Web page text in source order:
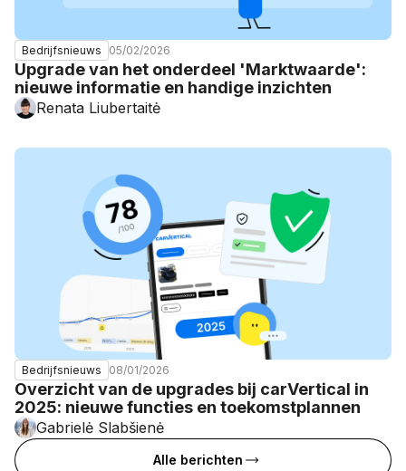
Bedrijfsnieuws 05/02/2026
Upgrade van het onderdeel 'Marktwaarde':
nieuwe informatie en handige inzichten
Renata Liubertaitė
Bedrijfsnieuws 08/01/2026
Overzicht van de upgrades bij carVertical in
2025: nieuwe functies en toekomstplannen
Gabrielė Slabšienė
Alle berichten